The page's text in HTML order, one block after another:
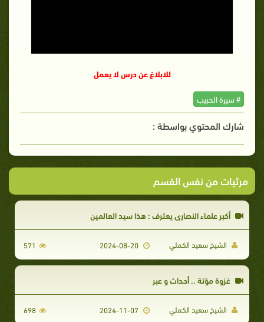
للابلاغ عن درس لا يعمل
# سيرة الحبيب
شارك المحتوي بواسطة :
مرئيات من نفس القسم
أكبر علماء النصارى يعترف : هذا سيد العالمين
الشيخ سعيد الكملي 2024-08-20
571
غزوة مؤتة .. أحداث و عبر
الشيخ سعيد الكملي 698